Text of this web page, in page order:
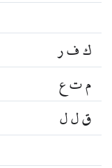
ك ف ر
م ت ع
ق ل ل